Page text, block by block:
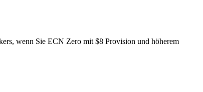
wenn Sie ECN Zero mit $8 Provision und höherem